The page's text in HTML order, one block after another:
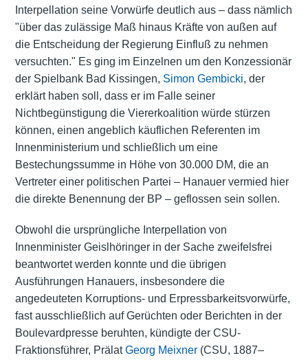
Interpellation seine Vorwürfe deutlich aus – dass nämlich
"über das zulässige Maß hinaus Kräfte von außen auf
die Entscheidung der Regierung Einfluß zu nehmen
versuchten." Es ging im Einzelnen um den Konzessionär
der Spielbank Bad Kissingen, Simon Gembicki, der
erklärt haben soll, dass er im Falle seiner
Nichtbegünstigung die Viererkoalition würde stürzen
können, einen angeblich käuflichen Referenten im
Innenministerium und schließlich um eine
Bestechungssumme in Höhe von 30.000 DM, die an
Vertreter einer politischen Partei – Hanauer vermied hier
die direkte Benennung der BP – geflossen sein sollen.
Obwohl die ursprüngliche Interpellation von
Innenminister Geislhöringer in der Sache zweifelsfrei
beantwortet werden konnte und die übrigen
Ausführungen Hanauers, insbesondere die
angedeuteten Korruptions- und Erpressbarkeitsvorwürfe,
fast ausschließlich auf Gerüchten oder Berichten in der
Boulevardpresse beruhten, kündigte der CSU-
Fraktionsführer, PrälatGeorg Meixner(CSU, 1887–